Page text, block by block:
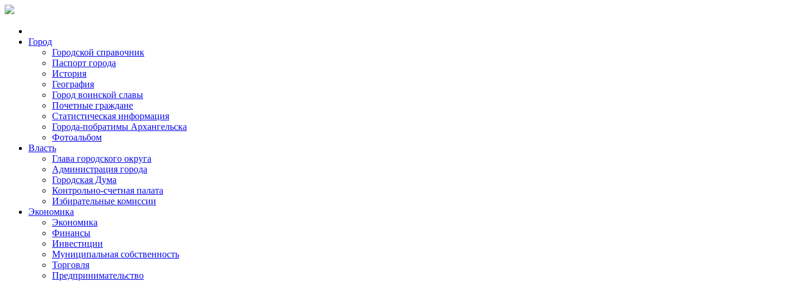
Город
Городской справочник
Паспорт города
История
География
Город воинской славы
Почетные граждане
Статистическая информация
Города-побратимы Архангельска
Фотоальбом
Власть
Глава городского округа
Администрация города
Городская Дума
Контрольно-счетная палата
Избирательные комиссии
Экономика
Экономика
Финансы
Инвестиции
Муниципальная собственность
Торговля
Предпринимательство